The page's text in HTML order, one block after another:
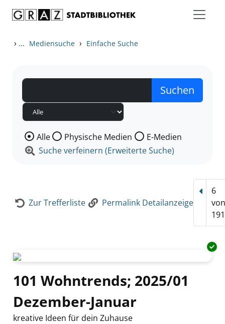
› ... Mediensuche › Einfache Suche
Wählen Sie die Medienart nach der Sie suchen wollen.
Alle Physische Medien
E-Medien
Suche verfeinern (Erweiterte Suche)
Zur Trefferliste Permalink Detailanzeige
6
von
191
101 Wohntrends; 2025/01
Dezember-Januar
kreative Ideen für dein Zuhause